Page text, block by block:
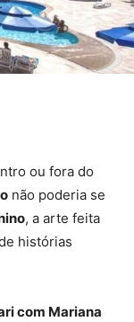
ou fora do
não poderia se
, a arte feita
histórias
com Mariana